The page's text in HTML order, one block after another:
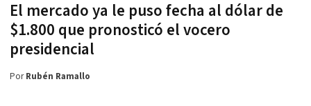
El mercado ya le puso fecha al dólar de
$1.800 que pronosticó el vocero
presidencial
PorRubén Ramallo